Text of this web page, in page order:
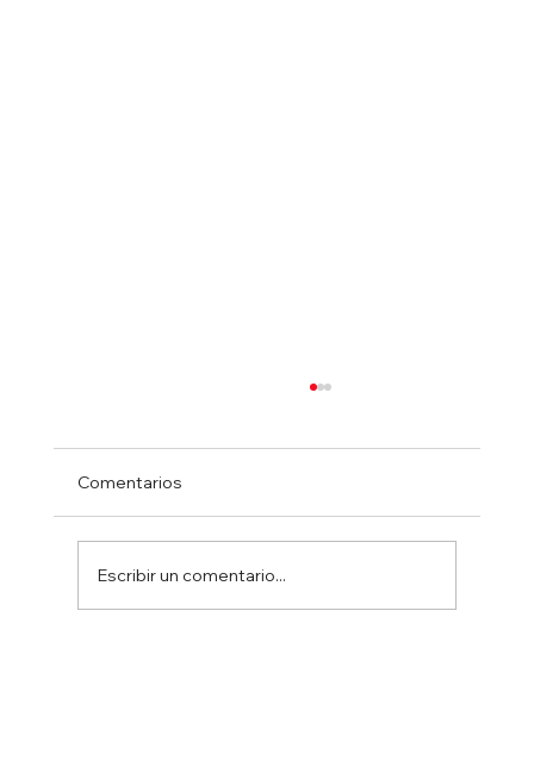
Comentarios
Escribir un comentario...